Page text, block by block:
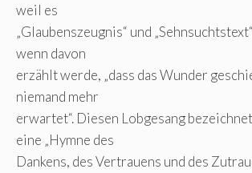
weil es
„Glaubenszeugnis“ und
wenn davon
erzählt werde, „dass das Wunder
niemand mehr
erwartet“. Diesen Lobgesang
eine „Hymne des
Dankens, des Vertrauens und des